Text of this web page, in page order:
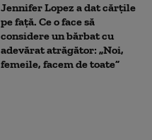
Jennifer Lopez a dat cărțile
pe față. Ce o face să
considere un bărbat cu
adevărat atrăgător: „Noi,
femeile, facem de toate”